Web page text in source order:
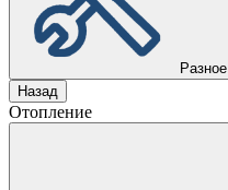
Разное
Назад
Отопление